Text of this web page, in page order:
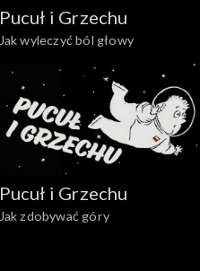
Pucuł i Grzechu
Jak wyleczyć ból głowy
Pucuł i Grzechu
Jak zdobywać góry